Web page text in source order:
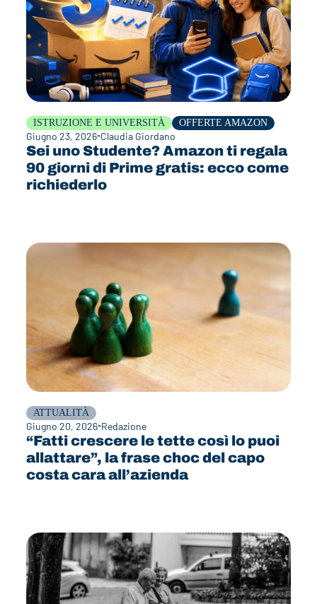
ISTRUZIONE E UNIVERSITÀ OFFERTE AMAZON
Giugno 23, 2026 Claudia Giordano
Sei uno Studente? Amazon ti regala
90 giorni di Prime gratis: ecco come
richiederlo
ATTUALITÀ
Giugno 20, 2026 Redazione
“Fatti crescere le tette così lo puoi
allattare”, la frase choc del capo
costa cara all’azienda